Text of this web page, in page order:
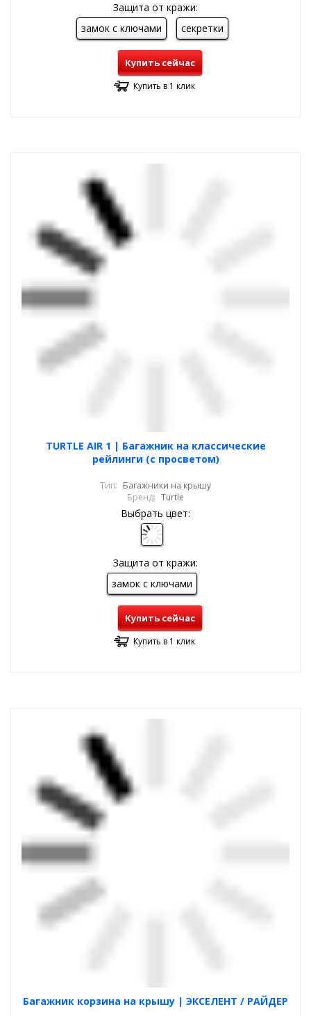
Защита от кражи:
замок с ключами
секретки
Купить сейчас
Купить в 1 клик
TURTLE AIR 1 | Багажник на классические
рейлинги (с просветом)
Тип: Багажники на крышу
Бренд: Turtle
Выбрать цвет:
Защита от кражи:
замок с ключами
Купить сейчас
Купить в 1 клик
Багажник корзина на крышу | ЭКСЕЛЕНТ / РАЙДЕР